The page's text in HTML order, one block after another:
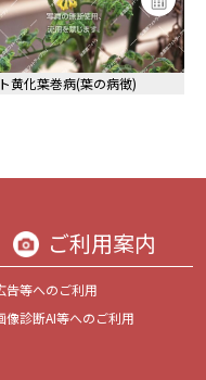
黄化葉巻病(葉の病徴)
ご利用案内
告等へのご利用
像診断AI等へのご利用